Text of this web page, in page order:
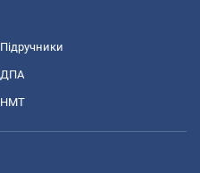
Підручники
ДПА
НМТ